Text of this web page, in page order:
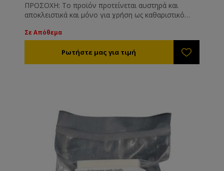
ΠΡΟΣΟΧΗ: Το προϊόν προτείνεται αυστηρά και
αποκλειστικά και μόνο για χρήση ως καθαριστικό
αρμόδιες υπηρεσίες. Το προϊόν δεν προτείνεται και
αναγραφόμενων στην ετικέτα του.
Σε Απόθεμα